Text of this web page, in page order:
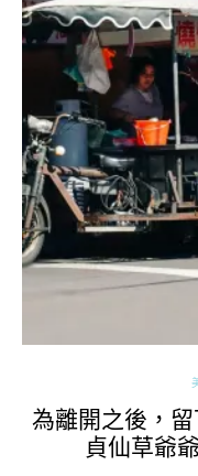
為離開之後，
貞仙草爺